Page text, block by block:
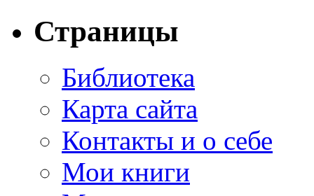
Страницы
Библиотека
Карта сайта
Контакты и о себе
Мои книги